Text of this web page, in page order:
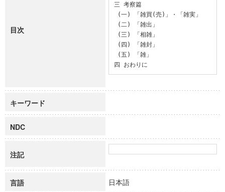
目次
三 考察篇
四 おわりに
キーワード
NDC
注記
言語 日本語